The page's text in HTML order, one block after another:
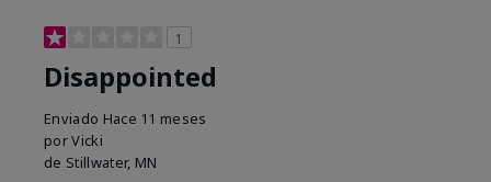
1
Disappointed
Enviado Hace 11 meses
porVicki
de Stillwater, MN